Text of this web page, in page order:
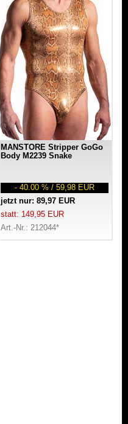
MANSTORE Stripper GoGo
Body M2239 Snake
- 40.00 % / 59,98 EUR
jetzt nur: 89,97 EUR
statt: 149,95 EUR
Art.-Nr.: 212044*